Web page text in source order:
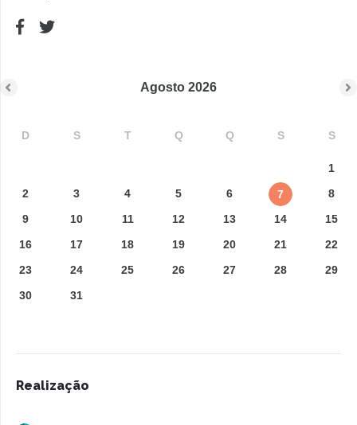
Agosto 2026
D S T Q Q S S
1
2
3 4 5 6 7
8
9
10 11 12 13 14
15
16
17 18 19 20 21
22
23
24 25 26 27 28
29
30
31
Realização